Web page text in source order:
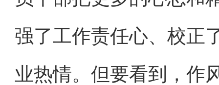
强了工作责任心、校正
业热情。但要看到，作